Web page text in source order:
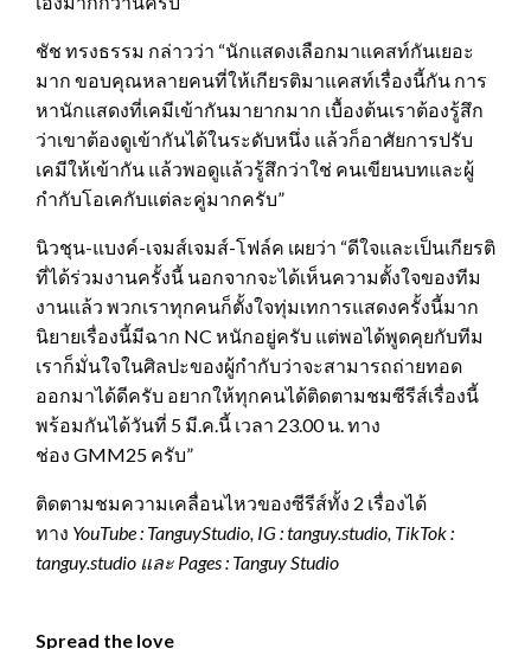
ชัช ทรงธรรม กล่าวว่า “นักแสดงเลือกมาแคสท์กันเยอะ
มาก ขอบคุณหลายคนที่ให้เกียรติมาแคสท์เรื่องนี้กัน การ
หานักแสดงที่เคมีเข้ากันมายากมาก เบื้องต้นเราต้องรู้สึก
ว่าเขาต้องดูเข้ากันได้ในระดับหนึ่ง แล้วก็อาศัยการปรับ
เคมีให้เข้ากัน แล้วพอดูแล้วรู้สึกว่าใช่ คนเขียนบทและผู้
กำกับโอเคกับแต่ละคู่มากครับ”
นิวชุน-แบงค์-เจมส์เจมส์-โฟล์ค เผยว่า “ดีใจและเป็นเกียรติ
ที่ได้ร่วมงานครั้งนี้ นอกจากจะได้เห็นความตั้งใจของทีม
งานแล้ว พวกเราทุกคนก็ตั้งใจทุ่มเทการแสดงครั้งนี้มาก
นิยายเรื่องนี้มีฉาก NC หนักอยู่ครับ แต่พอได้พูดคุยกับทีม
เราก็มั่นใจในศิลปะของผู้กำกับว่าจะสามารถถ่ายทอด
ออกมาได้ดีครับ อยากให้ทุกคนได้ติดตามชมซีรีส์เรื่องนี้
พร้อมกันได้วันที่ 5 มี.ค.นี้ เวลา 23.00 น. ทาง
ช่อง GMM25 ครับ”
ติดตามชมความเคลื่อนไหวของซีรีส์ทั้ง 2 เรื่องได้
ทาง YouTube : TanguyStudio, IG: tanguy.studio, TikTok :
tanguy.studio และ Pages : Tanguy Studio
Spread the love